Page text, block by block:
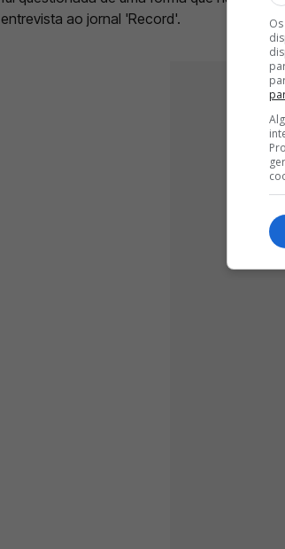
entrevista ao jornal 'Record'.